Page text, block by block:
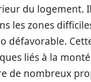
du logement.
les zones
défavorable.
liés à la
de nombreux